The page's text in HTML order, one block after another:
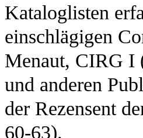
Kataloglisten
einschlägigen
Menaut, CIRG I
und anderen
der Rezensent
60-63).